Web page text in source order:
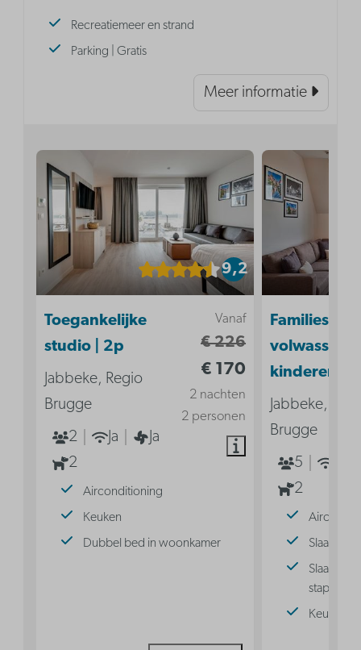
Recreatiemeer en strand
Parking | Gratis
Meer informatie
9,2
Vanaf
€ 226
€ 170
2 nachten
2 personen
Toegankelijke
studio | 2p
Jabbeke, Regio
Brugge
2
Ja
Ja
2
Airconditioning
Keuken
Dubbel bed in woonkamer
Familiesuite
kinderen
Jabbeke,
Brugge
5
2
stapelbed
Keuken